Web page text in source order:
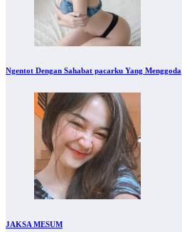
Ngentot Dengan Sahabat pacarku Yang Menggoda
JAKSA MESUM